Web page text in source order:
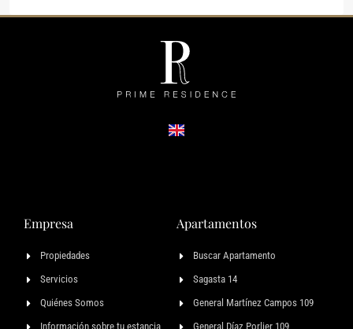
Empresa
Propiedades
Servicios
Quiénes Somos
Información sobre tu estancia
Apartamentos
Buscar Apartamento
Sagasta 14
General Martínez Campos 109
General Díaz Porlier 109